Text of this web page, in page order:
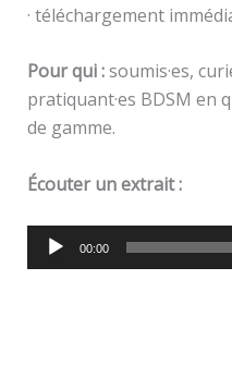
· téléchargement
Pour qui :soumis·es,
pratiquant·es BDSM en
de gamme.
Écouter un extrait :
Lecteur
audio
00:00